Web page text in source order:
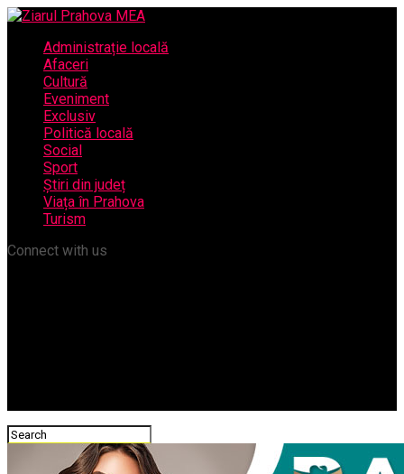
Administrație locală
Afaceri
Cultură
Eveniment
Exclusiv
Politică locală
Social
Sport
Știri din județ
Viața în Prahova
Turism
Connect with us